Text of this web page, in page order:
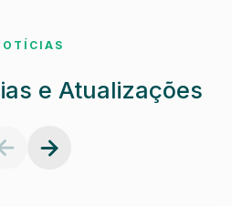
e Atualizações